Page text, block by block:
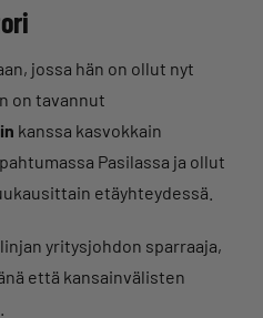
jossa hän on ollut nyt
on tavannut
kanssa kasvokkain
Pasilassa ja ollut
etäyhteydessä.
yritysjohdon sparraaja,
että kansainvälisten